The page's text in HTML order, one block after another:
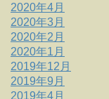
2020年4月
2020年3月
2020年2月
2020年1月
2019年12月
2019年9月
2019年4月